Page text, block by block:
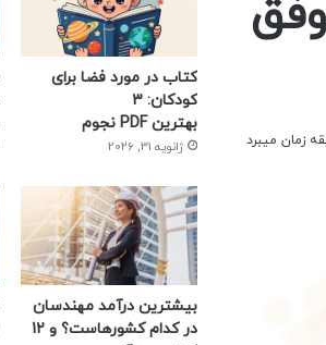
کتاب در مورد فضا برای
کودکان: 3
بهترین PDF نجوم
ژانویه 31, 2026
بیشترین درآمد مهندسان
در کدام کشورهاست؟ و 12